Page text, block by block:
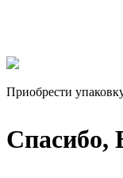
Приобрести
Спасибо,